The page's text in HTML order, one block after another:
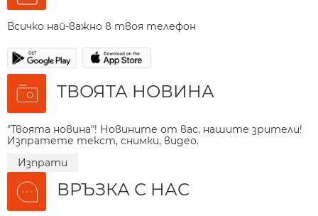
Всичко най-важно в твоя телефон
ТВОЯТА НОВИНА
"Твоята новина"! Новините от вас, нашите зрители!
Изпратете текст, снимки, видео.
Изпрати
ВРЪЗКА С НАС